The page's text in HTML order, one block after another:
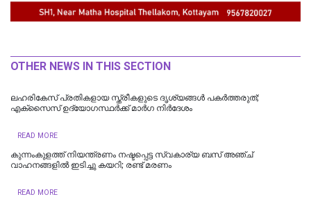
OTHER NEWS IN THIS SECTION
ലഹരികേസ് പ്രതികളായ സ്ത്രീകളുടെ ദൃശ്യങ്ങള്‍ പകര്‍ത്തരുത്;
എക്സൈസ് ഉദ്യോഗസ്ഥര്‍ക്ക് മാര്‍ഗ നിര്‍ദേശം
READ MORE
കുന്നംകുളത്ത് നിയന്ത്രണം നഷ്ടപ്പെട്ട സ്വകാര്യ ബസ് അഞ്ച്
വാഹനങ്ങളിൽ ഇടിച്ചു കയറി; രണ്ട് മരണം
READ MORE